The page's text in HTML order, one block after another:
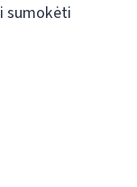
sumokėti